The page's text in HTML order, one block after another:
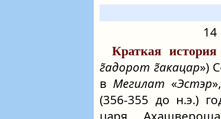
14
Краткая
г̃адорот г̃акацар»)
в Мегилат «Эстэр
(356-355 до н.э.)